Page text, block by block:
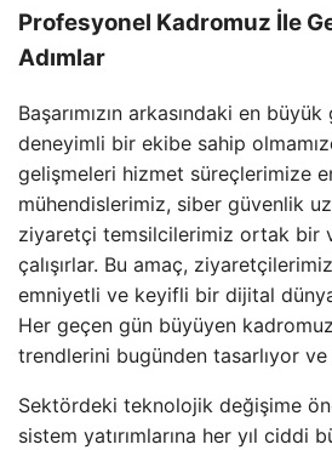
Profesyonel Kadromuz İle
Adımlar
Başarımızın arkasındaki en
deneyimli bir ekibe sahip
gelişmeleri hizmet süreçlerimize
mühendislerimiz, siber güvenlik
ziyaretçi temsilcilerimiz ortak bir
çalışırlar. Bu amaç,
emniyetli ve keyifli bir dijital dünya
Her geçen gün büyüyen
trendlerini bugünden tasarlıyor
Sektördeki teknolojik değişime
sistem yatırımlarına her yıl ciddi